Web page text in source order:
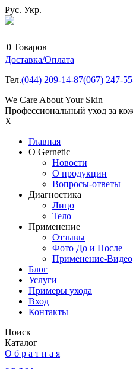
Рус. Укр.
0 Товаров
Доставка/Оплата
Тел.(044) 209-14-87(067) 247-
We Care About Your Skin
Профессиональный уход за
X
Главная
О Gernetic
Новости
О продукции
Вопросы-ответы
Диагностика
Лицо
Тело
Применение
Отзывы
Фото До и После
Применение-Видео
Блог
Услуги
Примеры ухода
Вход
Контакты
Поиск
Каталог
О б р а т н а я